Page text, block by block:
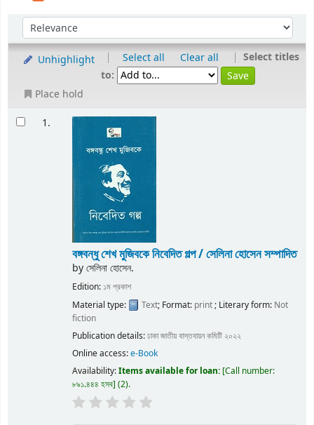
Unhighlight | Select all Clear all | Select titles
to:
Place hold
1.
বঙ্গবন্ধু শেখ মুজিবকে নিবেদিত গল্প /সেলিনা হোসেন সম্পাদিত
byসেলিনা হোসেন.
Edition: ১ম প্রকাশ
Material type:
Text; Format: print ; Literary form: Not
fiction
Publication details:ঢাকাজাতীয় বাস্তবায়ন কমিটি ২০২২
Online access:e-Book
Availability:Items available for loan: Call number:
৮৯১.৪৪৪ হসব (2).